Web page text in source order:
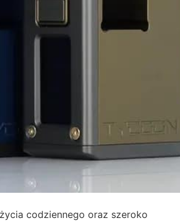
codziennego oraz szeroko